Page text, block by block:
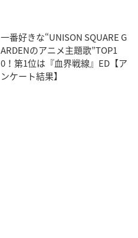
一番好きな“UNISON SQUARE G
ARDENのアニメ主題歌”TOP1
0！第1位は『血界戦線』ED【ア
ンケート結果】